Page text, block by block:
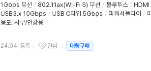
1Gbps 유선 / 802.11ax(Wi-Fi 6) 무선 / 블루투스 / HDMI
USB3.x 10Gbps / USB C타입 5Gbps / 파워서플라이 /
용도: 사무/인강용
24.04. 등록 관심 대량구매